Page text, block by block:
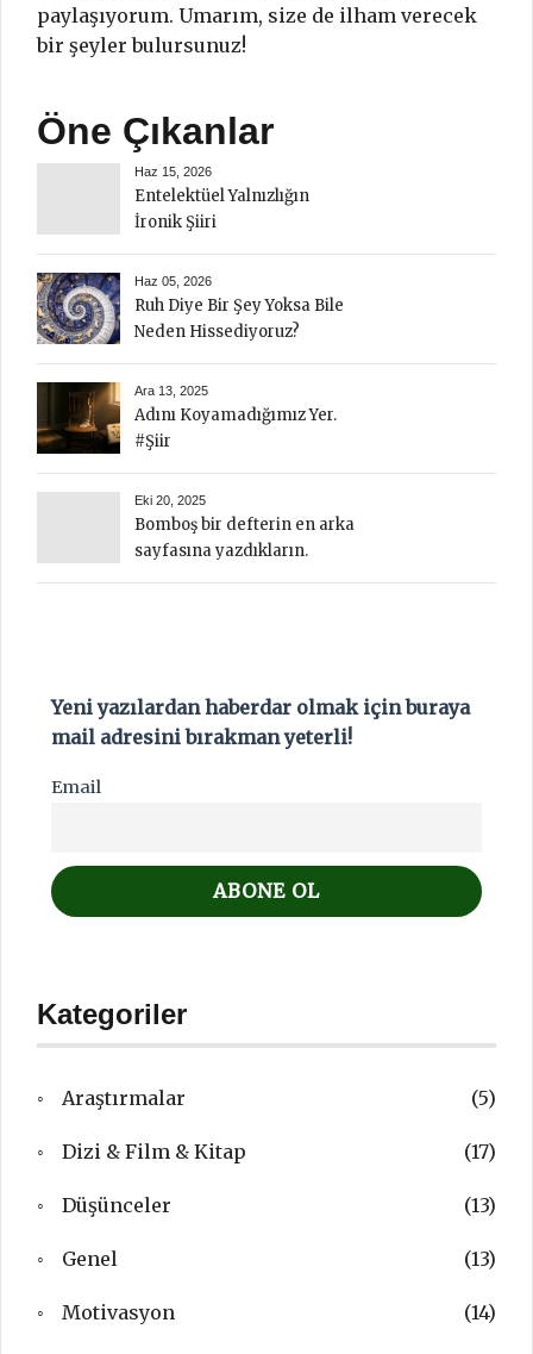
paylaşıyorum. Umarım, size de ilham verecek
bir şeyler bulursunuz!
Öne Çıkanlar
Haz 15, 2026
Entelektüel Yalnızlığın
İronik Şiiri
Haz 05, 2026
Ruh Diye Bir Şey Yoksa Bile
Neden Hissediyoruz?
Ara 13, 2025
Adını Koyamadığımız Yer.
#Şiir
Eki 20, 2025
Bomboş bir defterin en arka
sayfasına yazdıkların.
Yeni yazılardan haberdar olmak için buraya
mail adresini bırakman yeterli!
Email
Kategoriler
Araştırmalar (5)
Dizi & Film & Kitap (17)
Düşünceler (13)
Genel (13)
Motivasyon (14)